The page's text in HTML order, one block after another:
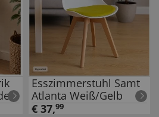
Esszimmerstuhl Samt
Atlanta Weiß/Gelb
€ 37,99